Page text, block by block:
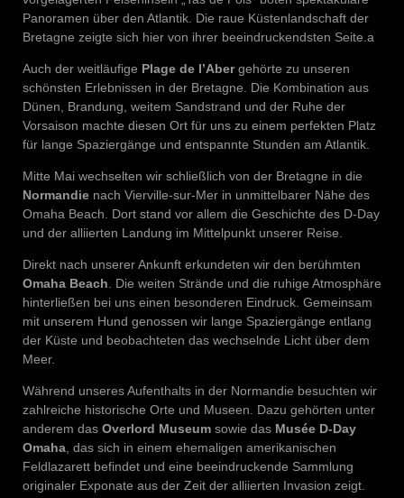
Panoramen über den Atlantik. Die raue Küstenlandschaft der
Bretagne zeigte sich hier von ihrer beeindruckendsten Seite.a
Auch der weitläufige Plage de l’Abergehörte zu unseren
schönsten Erlebnissen in der Bretagne. Die Kombination aus
Dünen, Brandung, weitem Sandstrand und der Ruhe der
Vorsaison machte diesen Ort für uns zu einem perfekten Platz
für lange Spaziergänge und entspannte Stunden am Atlantik.
Mitte Mai wechselten wir schließlich von der Bretagne in die
Normandie nach Vierville-sur-Mer in unmittelbarer Nähe des
Omaha Beach. Dort stand vor allem die Geschichte des D-Day
und der alliierten Landung im Mittelpunkt unserer Reise.
Direkt nach unserer Ankunft erkundeten wir den berühmten
Omaha Beach . Die weiten Strände und die ruhige Atmosphäre
hinterließen bei uns einen besonderen Eindruck. Gemeinsam
mit unserem Hund genossen wir lange Spaziergänge entlang
der Küste und beobachteten das wechselnde Licht über dem
Meer.
Während unseres Aufenthalts in der Normandie besuchten wir
zahlreiche historische Orte und Museen. Dazu gehörten unter
anderem das Overlord Museum sowie das Musée D-Day
Omaha , das sich in einem ehemaligen amerikanischen
Feldlazarett befindet und eine beeindruckende Sammlung
originaler Exponate aus der Zeit der alliierten Invasion zeigt.